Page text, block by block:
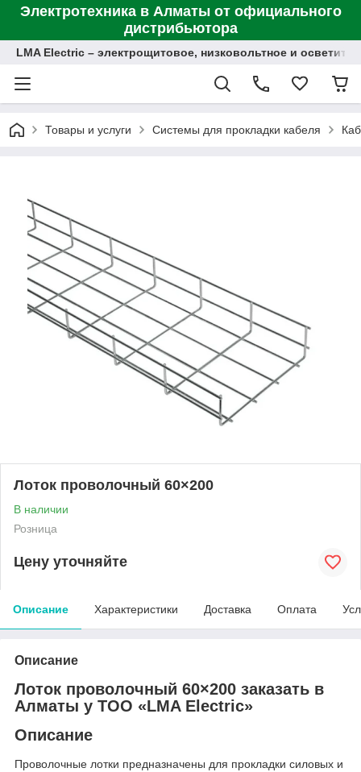
Электротехника в Алматы от официального
дистрибьютора
LMA Electric – электрощитовое, низковольтное и
Товары и услуги Системы для прокладки кабеля
Лоток проволочный 60×200
В наличии
Розница
Цену уточняйте
Описание Характеристики Доставка Оплата
Описание
Лоток проволочный 60×200 заказать в
Алматы у ТОО «LMA Electric»
Описание
Проволочные лотки предназначены для прокладки силовых и